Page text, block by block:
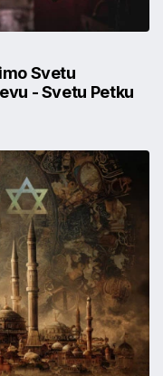
Svetu
- Svetu Petku